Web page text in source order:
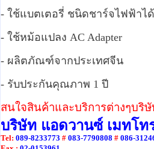
- ใช้แบตเตอรี่ ชนิดชาร์จไฟฟ้าได้
- ใช้หม้อแปลง AC Adapter
- ผลิตภัณฑ์จากประเทศจีน
- รับประกันคุณภาพ 1 ปี
สนใจสินค้าและบริการต่างๆบ
บริษัท แอดวานซ์ เมทโท
Tel: 089-8233773 # 083-7790808 # 086-